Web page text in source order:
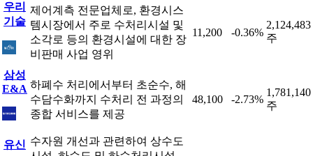
우리
기술
제어계측 전문업체로, 환경시스
템시장에서 주로 수처리시설 및
소각로 등의 환경시설에 대한 장
비판매 사업 영위
11,200 -0.36%
2,124,483
주
삼성
E&A 하폐수 처리에서부터 초순수, 해
수담수화까지 수처리 전 과정의
종합 서비스를 제공
48,100 -2.73%
1,781,140
주
유신 수자원 개선과 관련하여 상수도